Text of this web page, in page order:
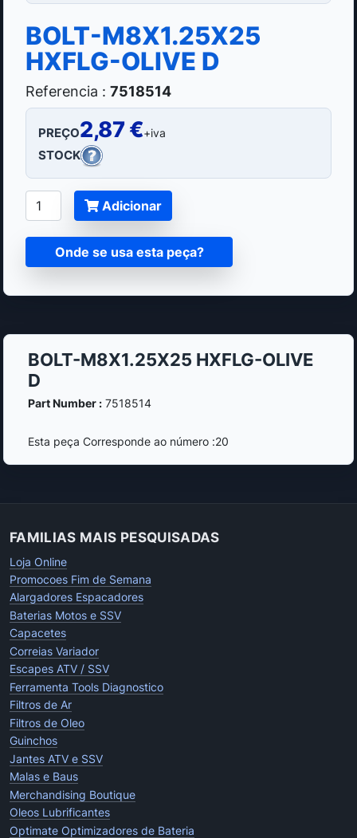
BOLT-M8X1.25X25
HXFLG-OLIVE D
Referencia : 7518514
PREÇO2,87 €+iva
STOCK
Adicionar
Onde se usa esta peça?
BOLT-M8X1.25X25 HXFLG-OLIVE
D
Part Number :7518514
Esta peça Corresponde ao número :20
FAMILIAS MAIS PESQUISADAS
Loja Online
Promocoes Fim de Semana
Alargadores Espacadores
Baterias Motos e SSV
Capacetes
Correias Variador
Escapes ATV / SSV
Ferramenta Tools Diagnostico
Filtros de Ar
Filtros de Oleo
Guinchos
Jantes ATV e SSV
Malas e Baus
Merchandising Boutique
Oleos Lubrificantes
Optimate Optimizadores de Bateria